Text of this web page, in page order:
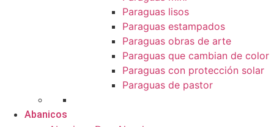
Paraguas lisos
Paraguas estampados
Paraguas obras de arte
Paraguas que cambian de color
Paraguas con protección solar
Paraguas de pastor
Abanicos